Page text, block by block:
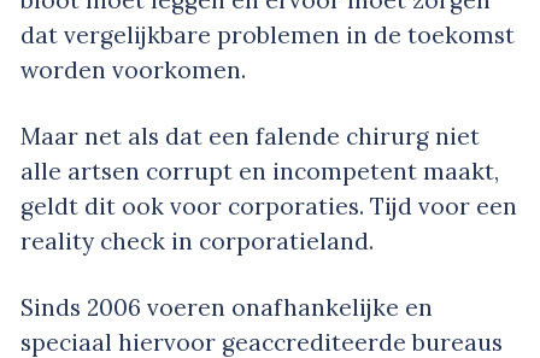
dat vergelijkbare problemen in de toekomst
worden voorkomen.
Maar net als dat een falende chirurg niet
alle artsen corrupt en incompetent maakt,
geldt dit ook voor corporaties. Tijd voor een
reality check in corporatieland.
Sinds 2006 voeren onafhankelijke en
speciaal hiervoor geaccrediteerde bureaus